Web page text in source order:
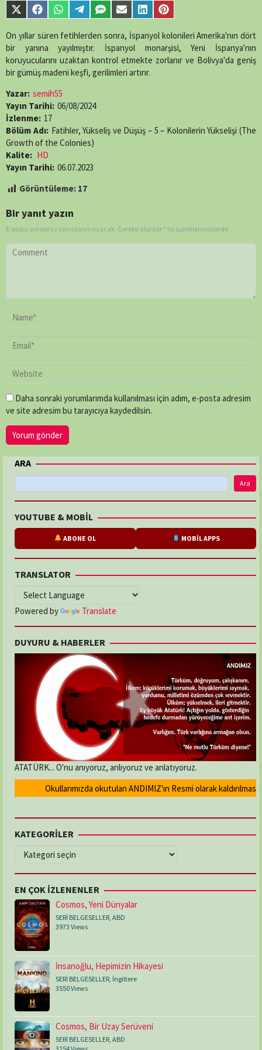
parts/content-
single-
line89
Share
on
X
(Twitter)
Share
on
Facebook
Share
on
WhatsApp
Share
on
Telegram
Share
on
SMS
Share
on
Email
Share
on
LinkedIn
Share
on
Pinterest
On yıllar süren fetihlerden sonra, İspanyol kolonileri Amerika'nın dört
bir yanına yayılmıştır. İspanyol monarşisi, Yeni İspanya'nın
koruyucularını uzaktan kontrol etmekte zorlanır ve Bolivya'da geniş
bir gümüş madeni keşfi, gerilimleri artırır.
Yazar: semih55
Yayın Tarihi: 06/08/2024
İzlenme: 17
Bölüm Adı: Fatihler, Yükseliş ve Düşüş – 5 – Kolonilerin Yükselişi (The
Growth of the Colonies)
Kalite: HD
Yayın Tarihi: 06.07.2023
Görüntüleme: 17
Bir yanıt yazın
E-posta adresiniz yayınlanmayacak. Gerekli alanlar * ile işaretlenmişlerdir
Daha sonraki yorumlarımda kullanılması için adım, e-posta adresim
ve site adresim bu tarayıcıya kaydedilsin.
ARA
Ara
YOUTUBE & MOBİL
ABONE OL MOBİL APPS
TRANSLATOR
Powered by Translate
DUYURU & HABERLER
ATATÜRK... O'nu anıyoruz, anlıyoruz ve anlatıyoruz.
Okullarımızda okutulan ANDIMIZ'ın Resmi olarak
KATEGORİLER
KATEGORİLER
EN ÇOK İZLENENLER
Cosmos, Yeni Dünyalar
SERİ BELGESELLER, ABD
3973 Views
İnsanoğlu, Hepimizin Hikayesi
SERİ BELGESELLER, İngiltere
3550 Views
Cosmos, Bir Uzay Serüveni
SERİ BELGESELLER ABD